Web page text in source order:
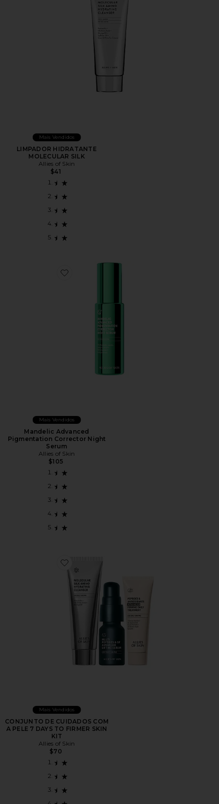
Mais Vendidos
LIMPADOR HIDRATANTE
MOLECULAR SILK
Allies of Skin
$41
Favorite Mandelic Advanced Pigmentation Corrector
Mais Vendidos
Mandelic Advanced
Pigmentation Corrector Night
Serum
Allies of Skin
$105
Favorite CONJUNTO DE CUIDADOS COM A PELE 7
Mais Vendidos
CONJUNTO DE CUIDADOS COM
A PELE 7 DAYS TO FIRMER SKIN
KIT
Allies of Skin
$70